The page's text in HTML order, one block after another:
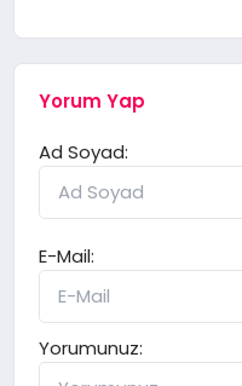
Yorum Yap
Ad Soyad:
E-Mail:
Yorumunuz: